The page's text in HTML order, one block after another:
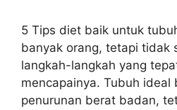
5 Tips diet baik untuk
banyak orang, tetapi tidak
langkah-langkah yang
mencapainya. Tubuh ideal
penurunan berat badan,